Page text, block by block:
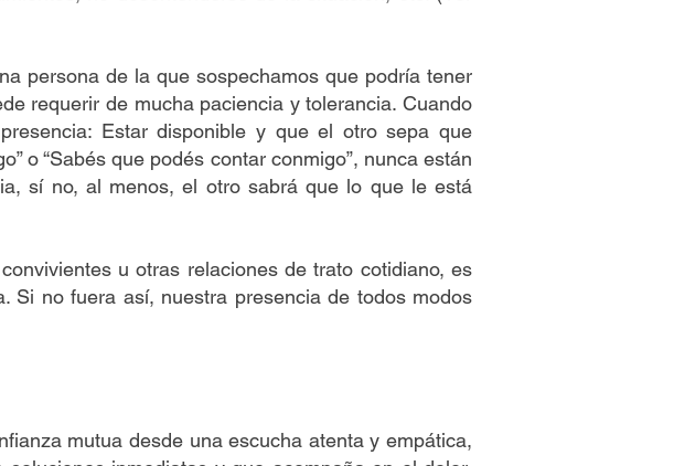
persona de la que sospechamos que podría tener
requerir de mucha paciencia y tolerancia. Cuando
Estar disponible y que el otro sepa que
o “Sabés que podés contar conmigo”, nunca están
sí no, al menos, el otro sabrá que lo que le está
u otras relaciones de trato cotidiano, es
Si no fuera así, nuestra presencia de todos modos
mutua desde una escucha atenta y empática,